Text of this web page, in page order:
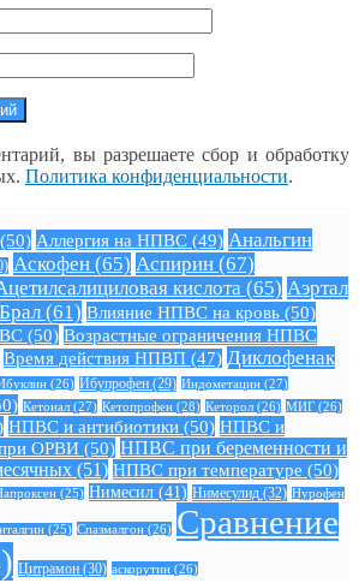
вы разрешаете сбор и обработку
Политика конфиденциальности.
(50) Аллергия на НПВС (49) Анальгин
Аскофен (65) Аспирин (67)
кислота (65) Аэртал
Брал (61) Влияние НПВС на кровь (50)
(50) Возрастные ограничения НПВС
Время действия НПВП (47) Диклофенак
(26) Ибупрофен (29) Индометацин (27)
Кетонал (27) Кетопрофен (28) Кеторол (26) МИГ (26)
НПВС и антибиотики (50) НПВС и
ОРВИ (50) НПВС при беременности и
(51) НПВС при температуре (50)
(25) Нимесил (41) Нимесулид (32) Нурофен
(25) Спазмалгон (26) Сравнение
Цитрамон (30) аскорутин (26)